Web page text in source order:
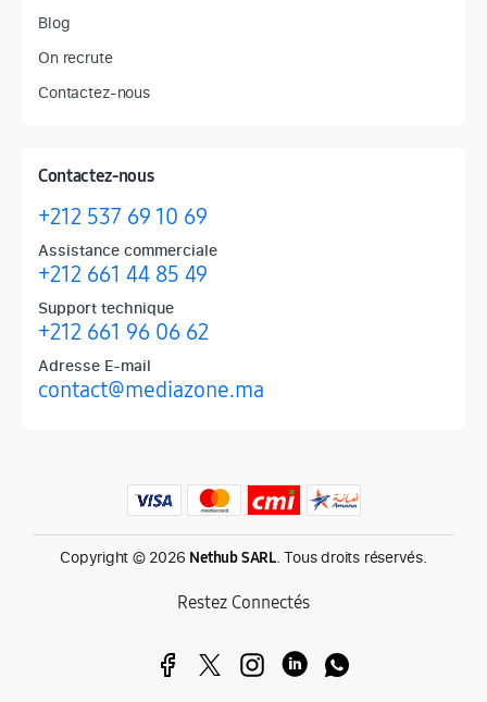
Blog
On recrute
Contactez-nous
Contactez-nous
+212 537 69 10 69
Assistance commerciale
+212 661 44 85 49
Support technique
+212 661 96 06 62
Adresse E-mail
contact@mediazone.ma
Produits phares chez Mediazone
Retrouvez chez Mediazone les références incontournables :
Copyright © 2026 Nethub SARL. Tous droits réservés.
Restez Connectés